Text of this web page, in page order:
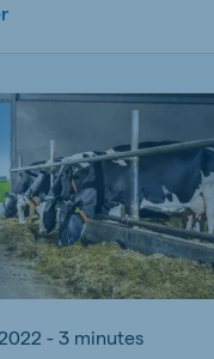
- 3 minutes